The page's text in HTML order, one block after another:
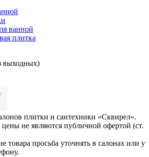
ванной
плитка
выходных)
плитки и сантехники «Сквирел».
цены не являются публичной офертой (ст.
товара просьба уточнять в салонах или у